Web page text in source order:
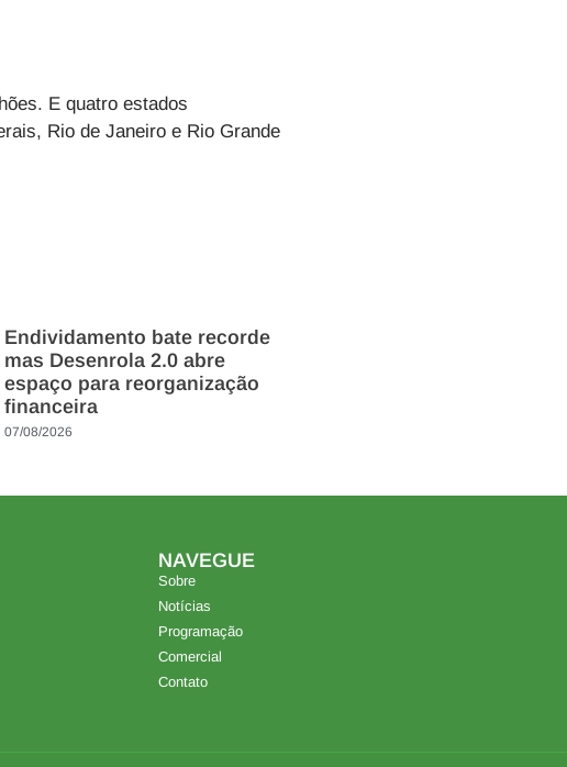
E quatro estados
Rio de Janeiro e Rio Grande
Endividamento bate recorde
mas Desenrola 2.0 abre
espaço para reorganização
financeira
07/08/2026
NAVEGUE
Sobre
Notícias
Programação
Comercial
Contato